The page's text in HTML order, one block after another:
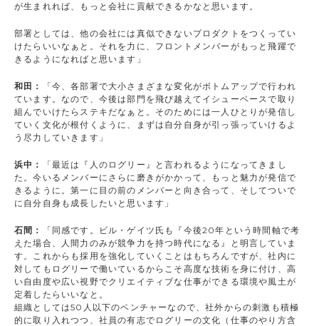
が生まれれば、もっと会社に貢献できるかなと思います。
部署としては、他の会社には真似できないプロダクトをつくってい
けたらいいなぁと。それを力に、フロントメンバーがもっと飛躍で
きるようになればと思います」
和田：
「今、各部署で大小さまざまな変化がボトムアップで行われ
ています。なので、今後は部門を飛び越えてイシューベースで取り
組んでいけたらステキだなぁと。そのためには一人ひとりが発信し
ていく文化が根付くように、まずは自分自身が引っ張っていけるよ
う尽力していきます」
浜中：
「最近は『人のログリー』と言われるようになってきまし
た。今いるメンバーにさらに磨きがかかって、もっと魅力が発信で
きるように。第一に目の前のメンバーと向き合って、そしてついで
に自分自身も成長したいと思います」
石間：
「同感です。ビル・ゲイツ氏も『今後20年という時間軸で考
えた場合、人間力のみが競争力を持つ時代になる』と明言していま
す。これからも採用を強化していくことはもちろんですが、社内に
対してもログリーで働いているからこそ高度な技術を身に付け、高
い自由度や広い視野でクリエイティブな仕事ができる環境や風土が
定着したらいいなと。
組織としては50人以下のベンチャーなので、社外からの刺激も積極
的に取り入れつつ、社員の有志でログリーの文化（仕事のやり方含